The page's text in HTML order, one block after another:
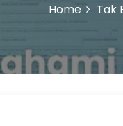
Home Tak